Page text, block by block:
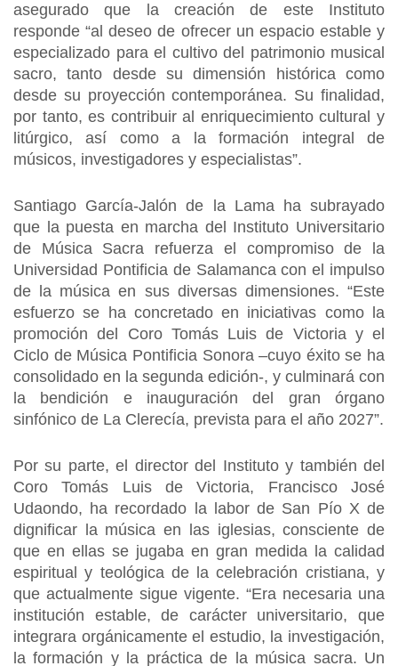
asegurado que la creación de este Instituto
responde “al deseo de ofrecer un espacio estable y
especializado para el cultivo del patrimonio musical
sacro, tanto desde su dimensión histórica como
desde su proyección contemporánea. Su finalidad,
por tanto, es contribuir al enriquecimiento cultural y
litúrgico, así como a la formación integral de
músicos, investigadores y especialistas”.
Santiago García-Jalón de la Lama ha subrayado
que la puesta en marcha del Instituto Universitario
de Música Sacra refuerza el compromiso de la
Universidad Pontificia de Salamanca con el impulso
de la música en sus diversas dimensiones. “Este
esfuerzo se ha concretado en iniciativas como la
promoción del Coro Tomás Luis de Victoria y el
Ciclo de Música Pontificia Sonora –cuyo éxito se ha
consolidado en la segunda edición-, y culminará con
la bendición e inauguración del gran órgano
sinfónico de La Clerecía, prevista para el año 2027”.
Por su parte, el director del Instituto y también del
Coro Tomás Luis de Victoria, Francisco José
Udaondo, ha recordado la labor de San Pío X de
dignificar la música en las iglesias, consciente de
que en ellas se jugaba en gran medida la calidad
espiritual y teológica de la celebración cristiana, y
que actualmente sigue vigente. “Era necesaria una
institución estable, de carácter universitario, que
integrara orgánicamente el estudio, la investigación,
la formación y la práctica de la música sacra. Un